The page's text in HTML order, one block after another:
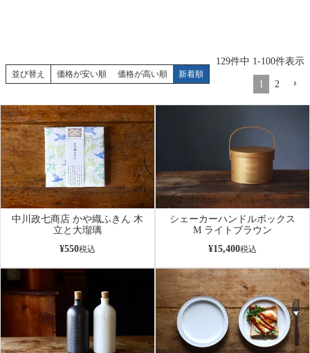
並び替え 価格が安い順 価格が高い順 新着順
129件中 1 -100件表示
1 2
中川政七商店 かや織ふきん 木
立と大瑠璃
¥550税込
シェーカーハンドルボックス
M ライトブラウン
¥15,400税込